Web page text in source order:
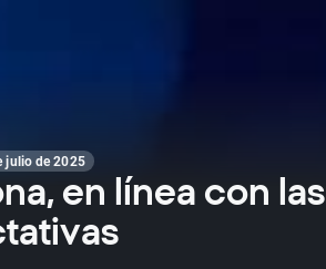
julio de 2025
en línea con las